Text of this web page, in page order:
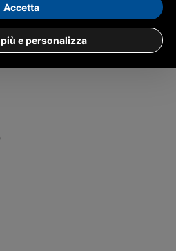
e personalizza
Accetta